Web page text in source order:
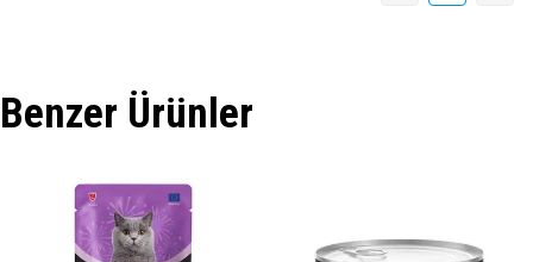
Benzer Ürünler